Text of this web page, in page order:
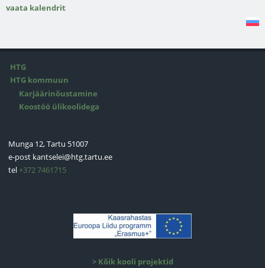
vaata kalendrit
HTG
HTG kommuun
Karjäärinõustamine
Koostöö ülikoolidega
Munga 12, Tartu 51007
e-post kantselei@htg.tartu.ee
tel+372 7461715
> Kõik kooli projektid